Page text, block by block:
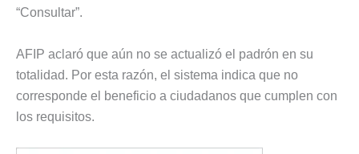
“Consultar”.
AFIP aclaró que aún no se actualizó el padrón en su
totalidad. Por esta razón, el sistema indica que no
corresponde el beneficio a ciudadanos que cumplen con
los requisitos.